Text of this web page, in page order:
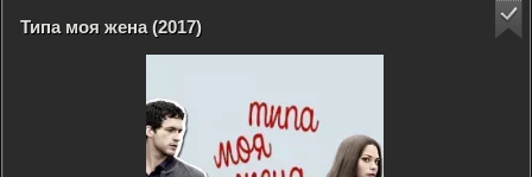
Типа моя жена (2017)